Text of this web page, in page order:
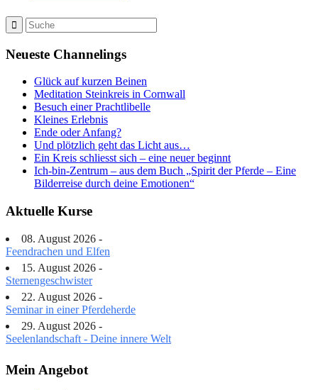
Neueste Channelings
Glück auf kurzen Beinen
Meditation Steinkreis in Cornwall
Besuch einer Prachtlibelle
Kleines Erlebnis
Ende oder Anfang?
Und plötzlich geht das Licht aus…
Ein Kreis schliesst sich – eine neuer beginnt
Ich-bin-Zentrum – aus dem Buch „Spirit der Pferde – Eine
Bilderreise durch deine Emotionen“
Aktuelle Kurse
08. August 2026 -
Feendrachen und Elfen
15. August 2026 -
Sternengeschwister
22. August 2026 -
Seminar in einer Pferdeherde
29. August 2026 -
Seelenlandschaft - Deine innere Welt
Mein Angebot